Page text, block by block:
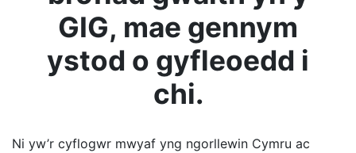
GIG, mae gennym
ystod o gyfleoedd i
chi.
Ni yw’r cyflogwr mwyaf yng ngorllewin Cymru ac